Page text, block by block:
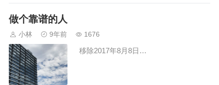
消化了，至今大概有差不多半个月了，但
做个靠谱的人
小林 9年前 1676
移除2017年8月8日…